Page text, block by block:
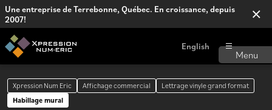
Une entreprise de Terrebonne, Québec. En croissance, depuis
2007!
English
Xpression Num Eric Affichage commercial
Lettrage vinyle grand format
Habillage mural